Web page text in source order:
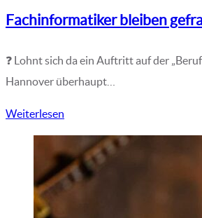
Fachinformatiker bleiben
❓ Lohnt sich da ein Auftritt auf der
Hannover überhaupt…
Weiterlesen